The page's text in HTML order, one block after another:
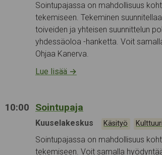
Sointupajassa on mahdollisuus
tekemiseen. Tekeminen
toiveiden ja yhteisen suunnittelun
yhdessäoloa -hanketta. Voit
Ohjaa Kanerva.
Lue lisää →
10:00 Sointupaja
Tapahtumapaikka:
Kuuselakeskus Kategoriat:
Käsityö Kulttuuri
Sointupajassa on mahdollisuus
tekemiseen. Voit samalla